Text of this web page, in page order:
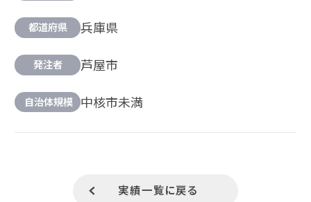
都道府県 兵庫県
発注者 芦屋市
自治体規模 中核市未満
実績一覧に戻る